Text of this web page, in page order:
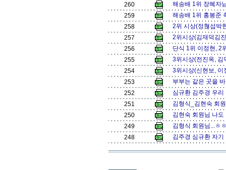
260
해송배 1위 장혜자
259
해송배 1위 홍봉준
258
2위 시상(정혆섭박
257
2위시상(김재덕김
256
단식 1위 이정현, 2
255
3위시상(전진옥,
254
3위시상(신현보,
253
부부는 같은 곳을
252
심규환 김주경 우
251
김형식_김현숙 회
250
김현숙 회원님 나
249
김형식 회원님...ㅎ
248
김주경 심규환 자